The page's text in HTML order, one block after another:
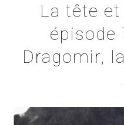
La tête
épisode
Dragomir,